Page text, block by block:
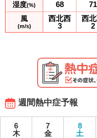
湿度(%)
風
(m/s)
68
西北西
3
71
西
2
週間熱中症予報
6
木
7
金
8
土